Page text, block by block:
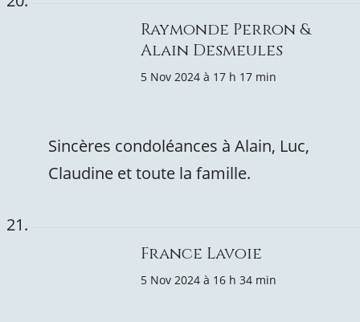
Raymonde Perron &
Alain Desmeules
5 Nov 2024 à 17 h 17 min
Sincères condoléances à Alain, Luc,
Claudine et toute la famille.
France Lavoie
5 Nov 2024 à 16 h 34 min